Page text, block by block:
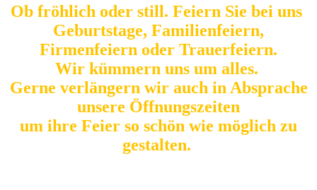
Ob fröhlich oder still. Feiern Sie bei uns
Geburtstage, Familienfeiern,
Firmenfeiern oder Trauerfeiern.
Wir kümmern uns um alles.
Gerne verlängern wir auch in Absprache
unsere Öffnungszeiten
um ihre Feier so schön wie möglich zu
gestalten.